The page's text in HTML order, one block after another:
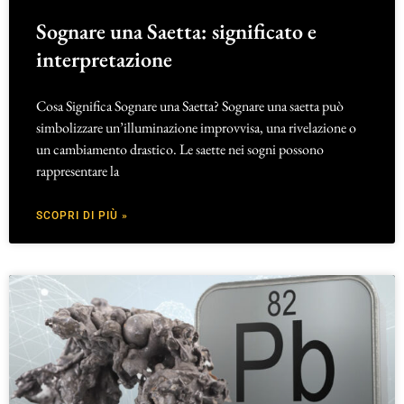
Sognare una Saetta: significato e
interpretazione
Cosa Significa Sognare una Saetta? Sognare una saetta può
simbolizzare un’illuminazione improvvisa, una rivelazione o
un cambiamento drastico. Le saette nei sogni possono
rappresentare la
SCOPRI DI PIÙ »